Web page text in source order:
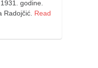
godine.
Radojčić. Read